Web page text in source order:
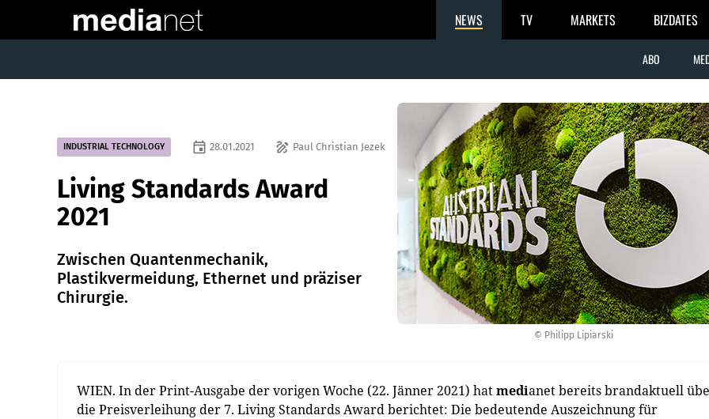
NEWS TV MARKETS BIZDATES
ABO
© Philipp Lipiarski
INDUSTRIAL TECHNOLOGY draw Paul Christian Jezek
event 28.01.2021
Living Standards Award
2021
Zwischen Quantenmechanik,
Plastikvermeidung, Ethernet und präziser
Chirurgie.
WIEN. In der Print-Ausgabe der vorigen Woche (22. Jänner 2021) hatmedianet bereits brandaktuell
die Preisverleihung der 7. Living Standards Award berichtet: Die bedeutende Auszeichnung für